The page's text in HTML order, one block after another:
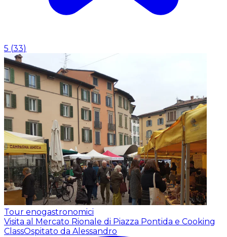
5 (33)
Tour enogastronomici
Visita al Mercato Rionale di Piazza Pontida e Cooking
ClassOspitato da Alessandro